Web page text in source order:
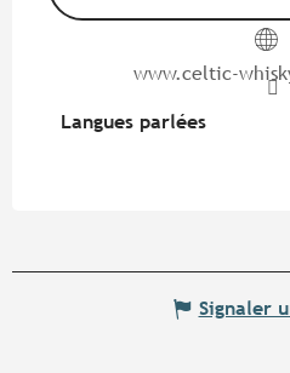
www.celtic-
Langues parlées
Langues parlées
Signaler